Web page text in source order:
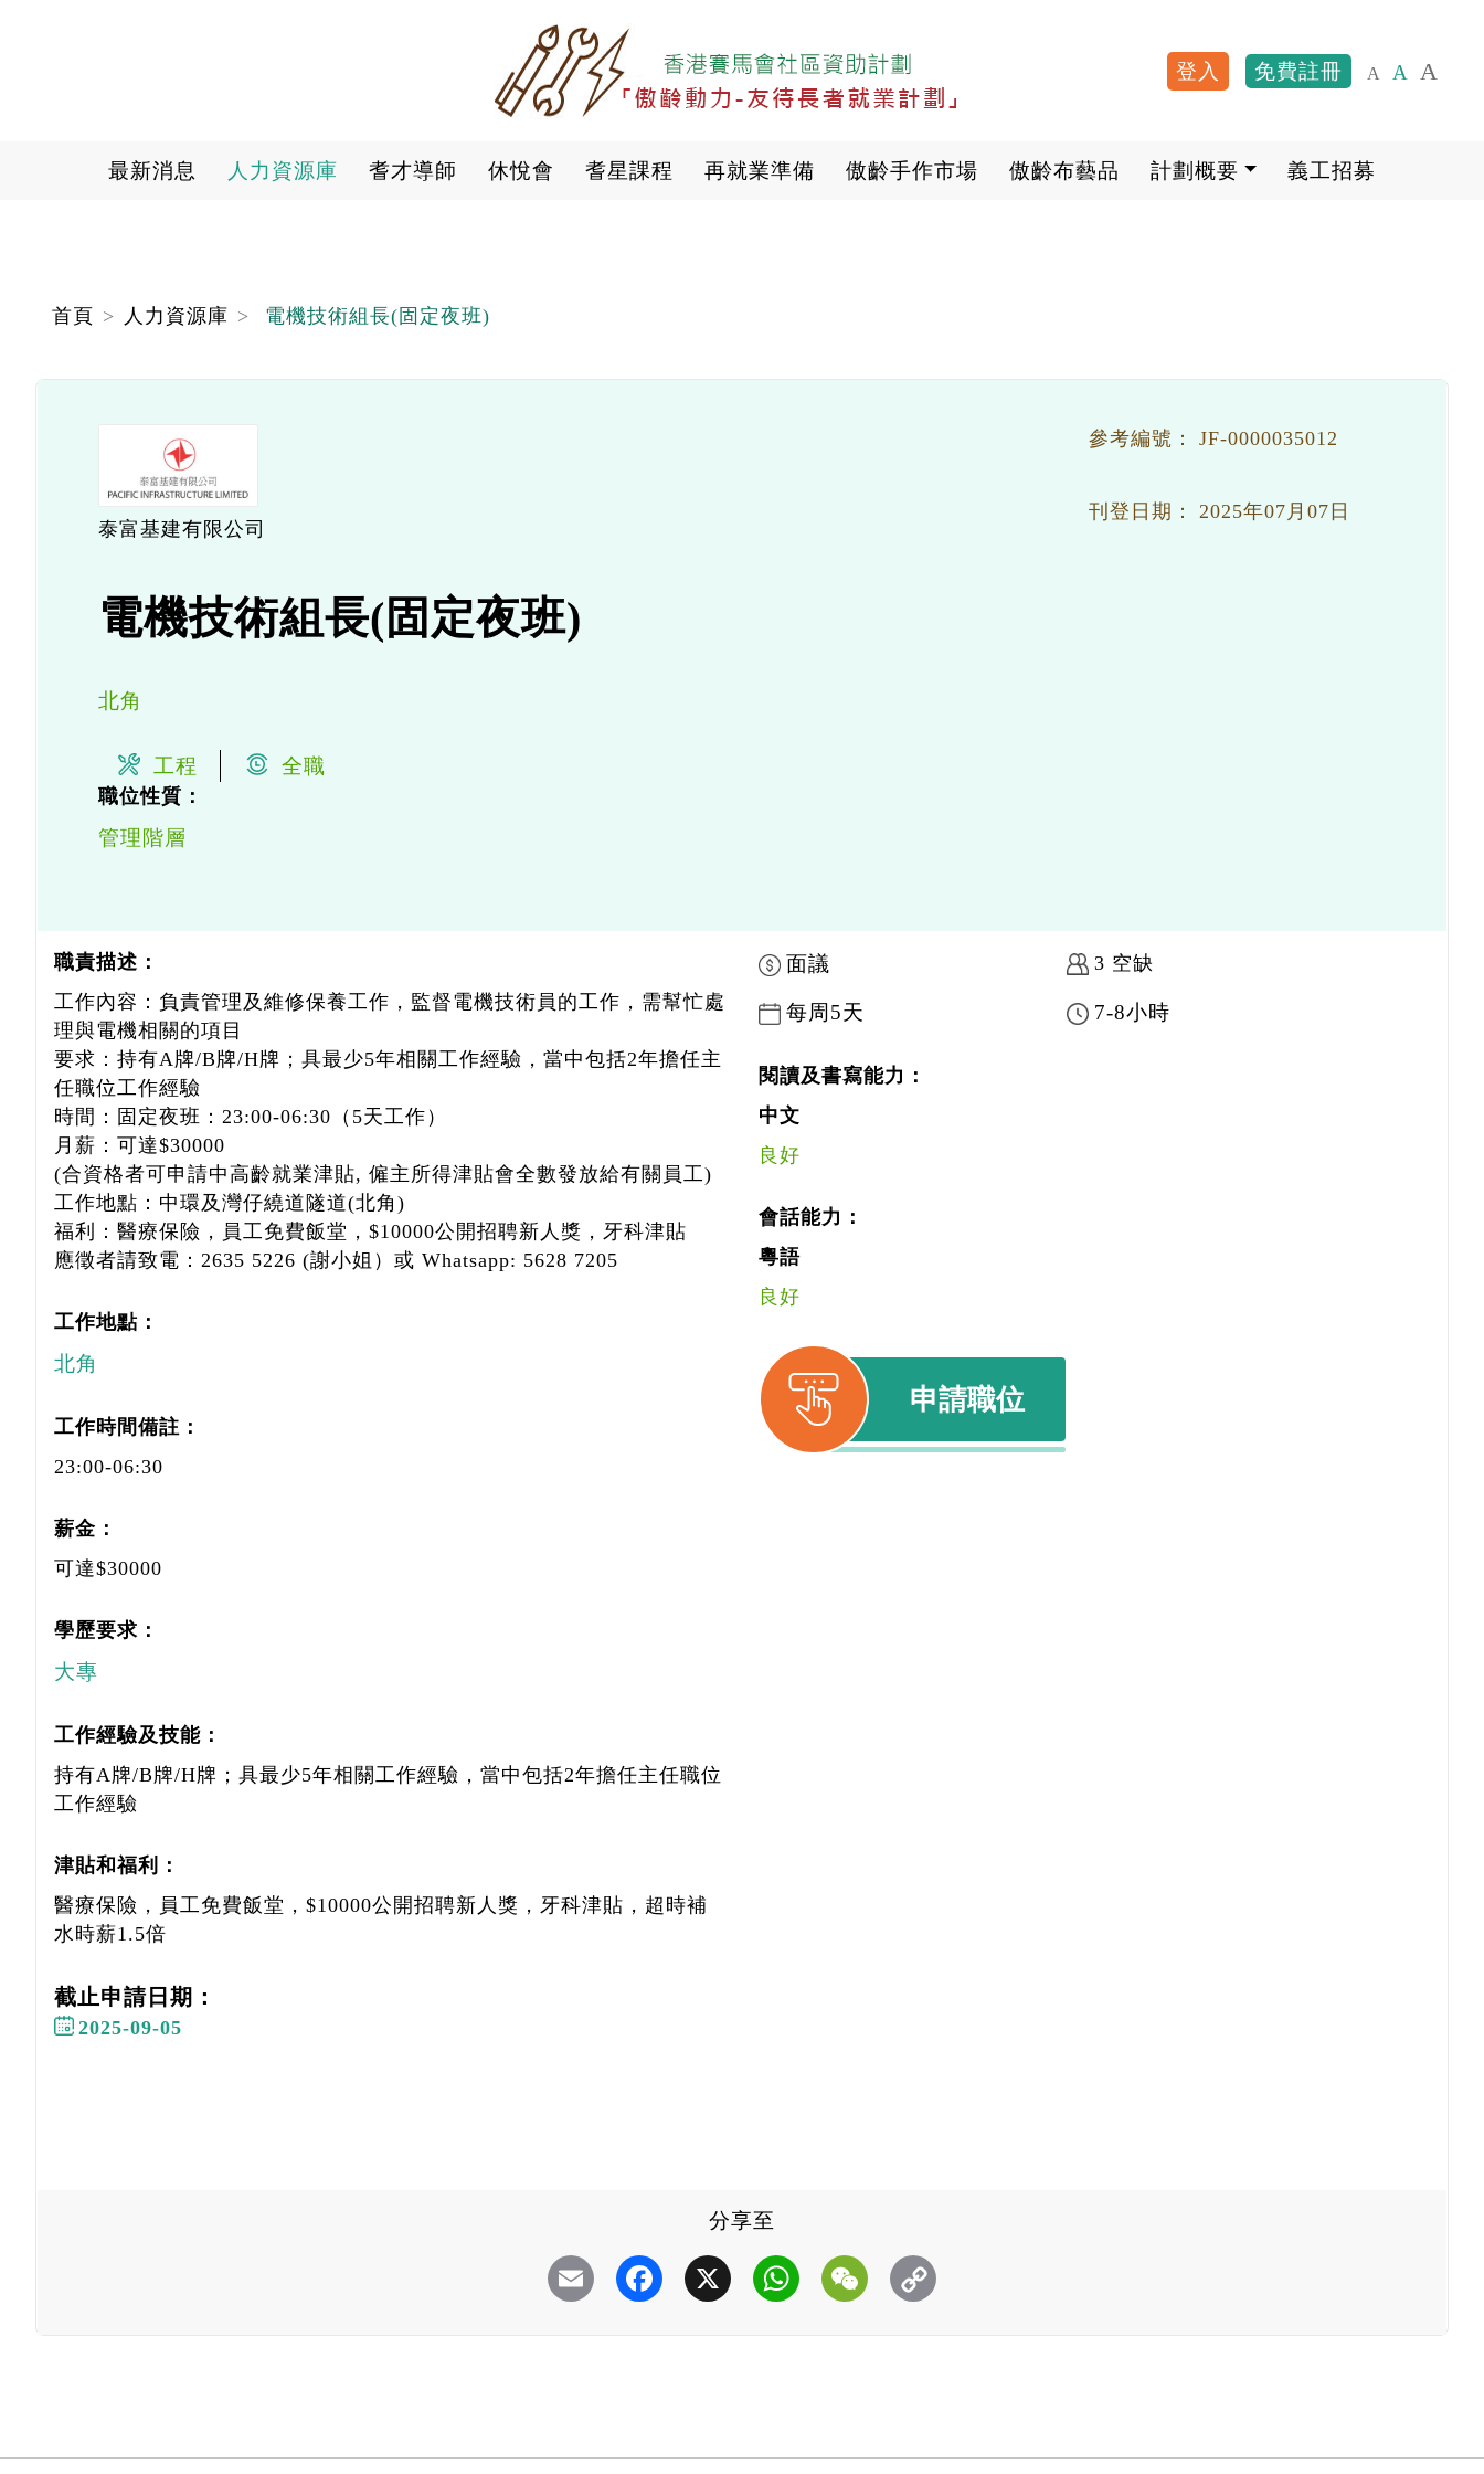
主
內
User account
登入 免費註冊 A A A
Main navigation
最新消息 人力資源庫 耆才導師 休悅會 耆星課程 再就業準備 傲齡手作市場 傲齡布藝品 計劃概要 義工招募
首頁 人力資源庫 電機技術組長(固定夜班)
泰富基建有限公司
電機技術組長(固定夜班)
北角
工程 全職
職位性質：
管理階層
參考編號： JF-0000035012
刊登日期： 2025年07月07日
職責描述：
工作內容：負責管理及維修保養工作，監督電機技術員的工作，需幫忙處
理與電機相關的項目
要求：持有A牌/B牌/H牌；具最少5年相關工作經驗，當中包括2年擔任主
任職位工作經驗
時間：固定夜班：23:00-06:30（5天工作）
月薪：可達$30000
(合資格者可申請中高齡就業津貼, 僱主所得津貼會全數發放給有關員工)
工作地點：中環及灣仔繞道隧道(北角)
福利：醫療保險，員工免費飯堂，$10000公開招聘新人獎，牙科津貼
應徵者請致電：2635 5226 (謝小姐）或 Whatsapp: 5628 7205
工作地點：
北角
工作時間備註：
23:00-06:30
薪金：
可達$30000
學歷要求：
大專
工作經驗及技能：
持有A牌/B牌/H牌；具最少5年相關工作經驗，當中包括2年擔任主任職位
工作經驗
津貼和福利：
醫療保險，員工免費飯堂，$10000公開招聘新人獎，牙科津貼，超時補
水時薪1.5倍
截止申請日期：
2025-09-05
面議 3 空缺
每周5天 7-8小時
閱讀及書寫能力：
中文
良好
會話能力：
粵語
良好
申請職位
分享至
Email Facebook
X WhatsAppWeChat